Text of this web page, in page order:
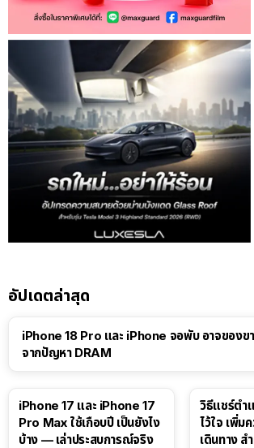
อัปเดตล่าสุด
iPhone 18 Pro และ iPhone จอพับ อาจของข
จากปัญหา DRAM
iPhone 17 และ iPhone 17
Pro Max ใช้เกือบปี เป็นยังไง
บ้าง — เล่าประสบการณ์จริง
วิธีแชร์ตำ
ไว้ใจ เพิ่ม
เดินทาง ส